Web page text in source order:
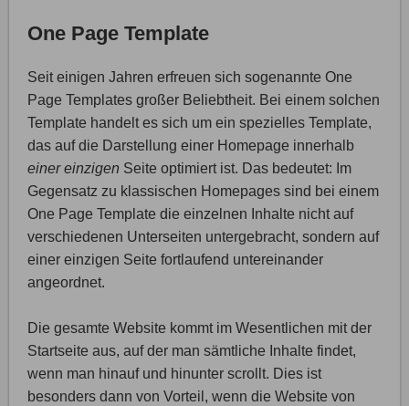
One Page Template
Seit einigen Jahren erfreuen sich sogenannte One
Page Templates großer Beliebtheit. Bei einem solchen
Template handelt es sich um ein spezielles Template,
das auf die Darstellung einer Homepage innerhalb
einer einzigen Seite optimiert ist. Das bedeutet: Im
Gegensatz zu klassischen Homepages sind bei einem
One Page Template die einzelnen Inhalte nicht auf
verschiedenen Unterseiten untergebracht, sondern auf
einer einzigen Seite fortlaufend untereinander
angeordnet.
Die gesamte Website kommt im Wesentlichen mit der
Startseite aus, auf der man sämtliche Inhalte findet,
wenn man hinauf und hinunter scrollt. Dies ist
besonders dann von Vorteil, wenn die Website von